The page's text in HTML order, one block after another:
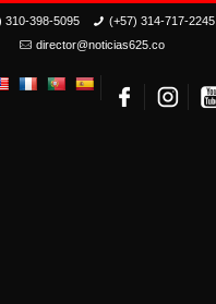
310-398-5095
(+57) 314-717-2245
director@noticias625.co